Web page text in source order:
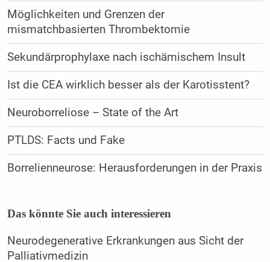
Möglichkeiten und Grenzen der
mismatchbasierten Thrombektomie
Sekundärprophylaxe nach ischämischem Insult
Ist die CEA wirklich besser als der Karotisstent?
Neuroborreliose – State of the Art
PTLDS: Facts und Fake
Borrelienneurose: Herausforderungen in der Praxis
Das könnte Sie auch interessieren
Neurodegenerative Erkrankungen aus Sicht der
Palliativmedizin